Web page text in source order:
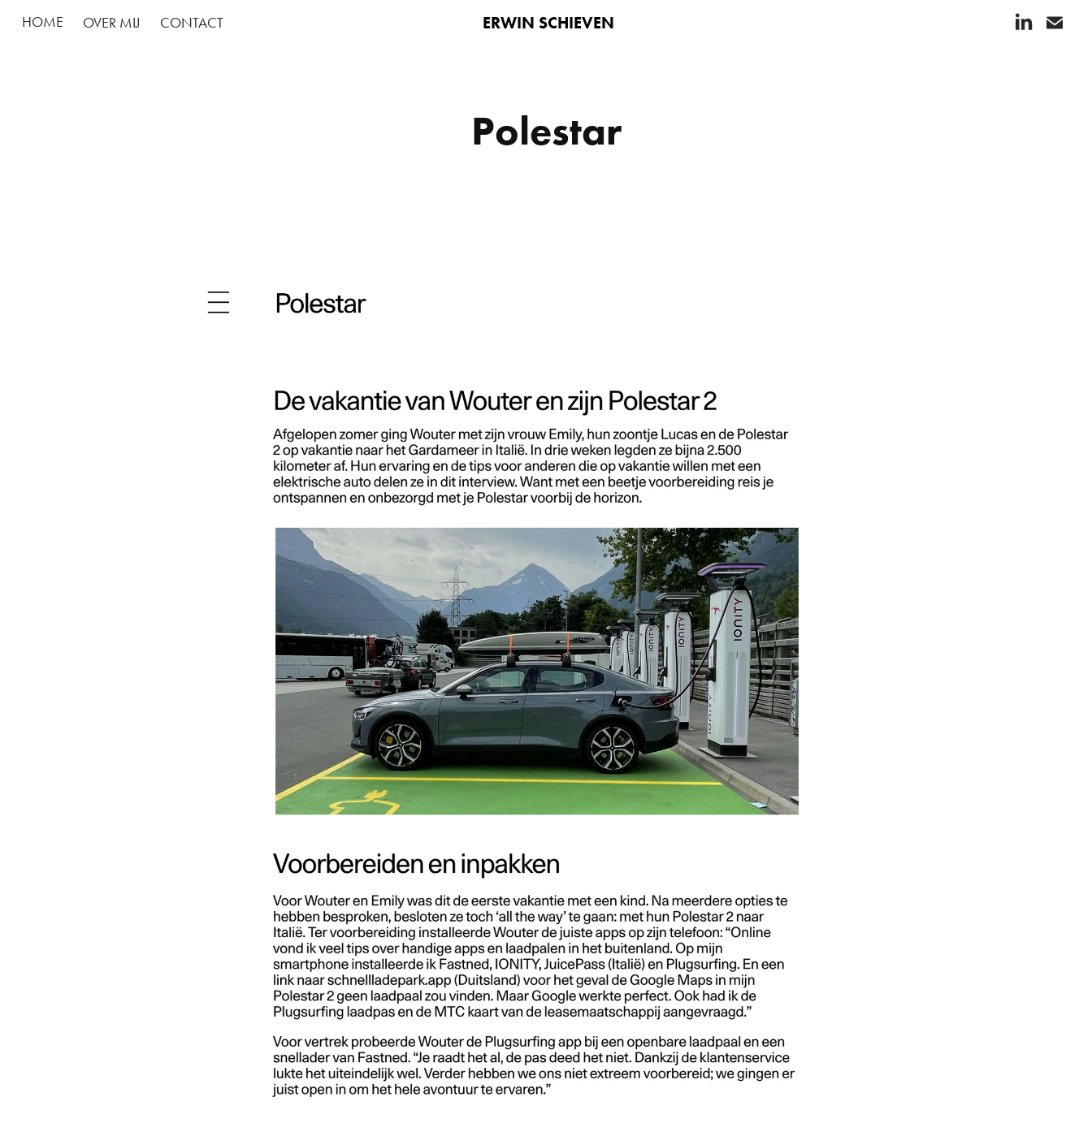
HOME OVER MIJ CONTACT ERWIN SCHIEVEN
Polestar